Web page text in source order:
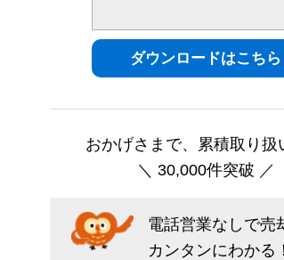
おかげさまで、累積取り扱
＼ 30,000件突破 ／
電話営業なしで売
カンタンにわかる！